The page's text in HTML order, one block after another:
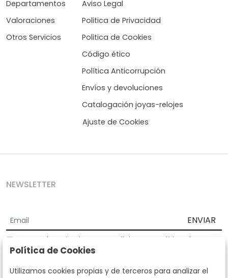
Departamentos
Valoraciones
Otros Servicios
Aviso Legal
Politica de Privacidad
Politica de Cookies
Código ético
Política Anticorrupción
Envíos y devoluciones
Catalogación joyas-relojes
Ajuste de Cookies
NEWSLETTER
ENVIAR
Acepto los Términos y Condiciones
Política de
privacidad
Según la LOPD y disposiciones de desarrollo, informamos que sus
Política de Cookies
Utilizamos cookies propias y de terceros para analizar el